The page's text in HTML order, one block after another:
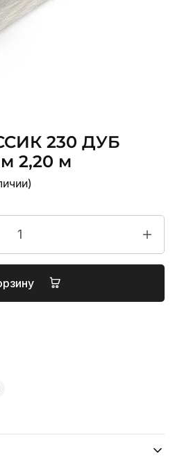
230 ДУБ
2,20 м